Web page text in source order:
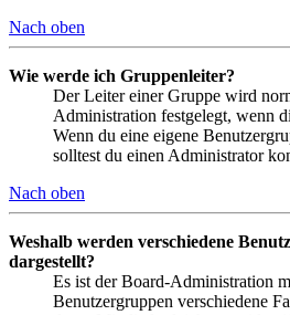
Nach oben
Wie werde ich Gruppenleiter?
Der Leiter einer Gruppe wird
Administration festgelegt, wenn
Wenn du eine eigene
solltest du einen Administrator
Nach oben
Weshalb werden verschiedene
dargestellt?
Es ist der Board-Administration
Benutzergruppen verschiedene